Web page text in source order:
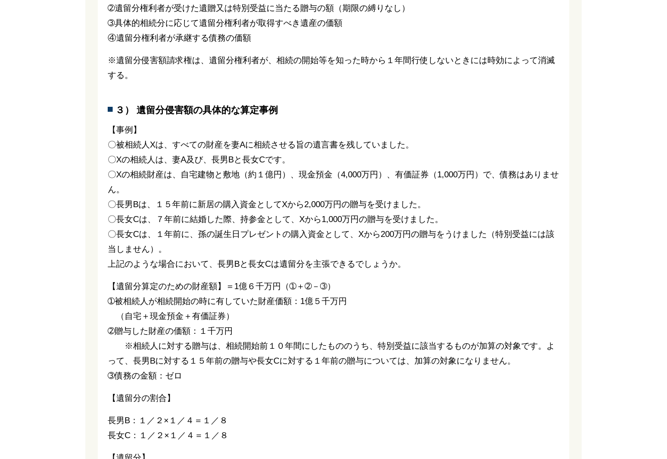
➁遺留分権利者が受けた遺贈又は特別受益に当たる贈与の額（期限の縛りなし）
➂具体的相続分に応じて遺留分権利者が取得すべき遺産の価額
④遺留分権利者が承継する債務の価額
※遺留分侵害額請求権は、遺留分権利者が、相続の開始等を知った時から１年間行使しないときには時効によって消滅
する。
３） 遺留分侵害額の具体的な算定事例
【事例】
〇被相続人Xは、すべての財産を妻Aに相続させる旨の遺言書を残していました。
〇Xの相続人は、妻A及び、長男Bと長女Cです。
〇Xの相続財産は、自宅建物と敷地（約１億円）、現金預金（4,000万円）、有価証券（1,000万円）で、債務はありませ
ん。
〇長男Bは、１５年前に新居の購入資金としてXから2,000万円の贈与を受けました。
〇長女Cは、７年前に結婚した際、持参金として、Xから1,000万円の贈与を受けました。
〇長女Cは、１年前に、孫の誕生日プレゼントの購入資金として、Xから200万円の贈与をうけました（特別受益には該
当しません）。
上記のような場合において、長男Bと長女Cは遺留分を主張できるでしょうか。
【遺留分算定のための財産額】＝1億６千万円（➀＋➁－➂）
➀被相続人が相続開始の時に有していた財産価額：1億５千万円
（自宅＋現金預金＋有価証券）
➁贈与した財産の価額：１千万円
※相続人に対する贈与は、相続開始前１０年間にしたもののうち、特別受益に該当するものが加算の対象です。よ
って、長男Bに対する１５年前の贈与や長女Cに対する１年前の贈与については、加算の対象になりません。
➂債務の金額：ゼロ
【遺留分の割合】
長男B：１／２×１／４＝１／８
長女C：１／２×１／４＝１／８